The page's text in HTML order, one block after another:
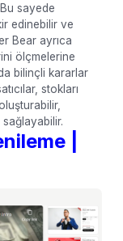
sayede
edinebilir ve
Bear ayrıca
ölçmelerine
bilinçli kararlar
stokları
|